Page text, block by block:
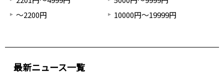
～2200円
10000円～19999円
最新ニュース一覧